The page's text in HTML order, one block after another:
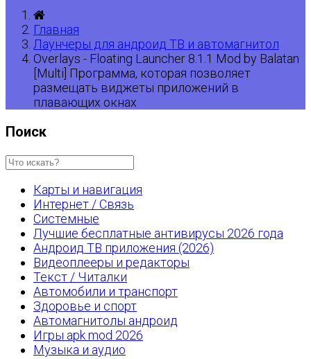
Главная
Лаунчеры для андроид ТВ и автомагнитол
Overlays - Floating Launcher 8.1.1 Mod by Balatan
[Multi] Программа, которая позволяет
размещать виджеты приложений в
плавающих окнах
Поиск
Карты и навигация
Интернет / Связь
Системные
Лучшие бесплатные антивирусы 2026 года
Андроид ТВ приложения (2026)
Видеоплееры и редакторы
Текст / Читалки
Автомобили и транспорт
Здоровье и спорт
Автомагнитолы андроид
Игры apk mod 2026
Музыка и аудио